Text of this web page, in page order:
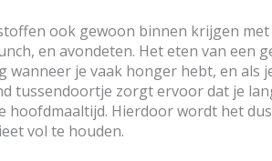
ook gewoon binnen krijgen met
en avondeten. Het eten van een
je vaak honger hebt, en als
tussendoortje zorgt ervoor dat je
hoofdmaaltijd. Hierdoor wordt het
vol te houden.